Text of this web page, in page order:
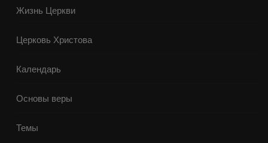
Жизнь Церкви
Церковь Христова
Календарь
Основы веры
Темы